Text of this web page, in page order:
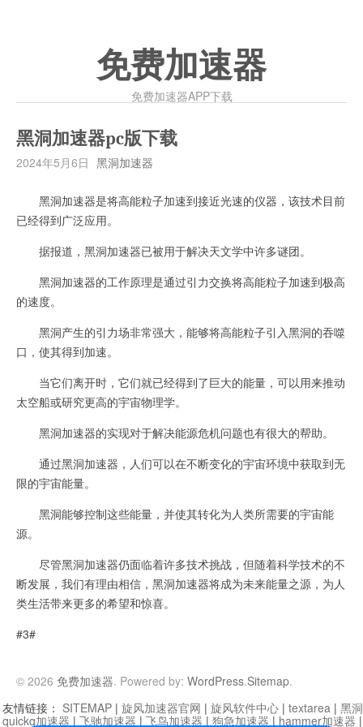
免费加速器
免费加速器APP下载
黑洞加速器pc版下载
2024年5月6日 黑洞加速器
黑洞加速器是将高能粒子加速到接近光速的仪器，该技术目前
已经得到广泛应用。
据报道，黑洞加速器已被用于解决天文学中许多谜团。
黑洞加速器的工作原理是通过引力交换将高能粒子加速到极高
的速度。
黑洞产生的引力场非常强大，能够将高能粒子引入黑洞的吞噬
口，使其得到加速。
当它们离开时，它们就已经得到了巨大的能量，可以用来推动
太空船或研究更高的宇宙物理学。
黑洞加速器的实现对于解决能源危机问题也有很大的帮助。
通过黑洞加速器，人们可以在不断变化的宇宙环境中获取到无
限的宇宙能量。
黑洞能够控制这些能量，并使其转化为人类所需要的宇宙能
源。
尽管黑洞加速器仍面临着许多技术挑战，但随着科学技术的不
断发展，我们有理由相信，黑洞加速器将成为未来能量之源，为人
类生活带来更多的希望和惊喜。
#3#
© 2026 免费加速器. Powered by: WordPress.Sitemap.
友情链接： SITEMAP | 旋风加速器官网 | 旋风软件中心 | textarea | 黑
quickq加速器 | 飞驰加速器 | 飞鸟加速器 | 狗急加速器 | hammer加速器